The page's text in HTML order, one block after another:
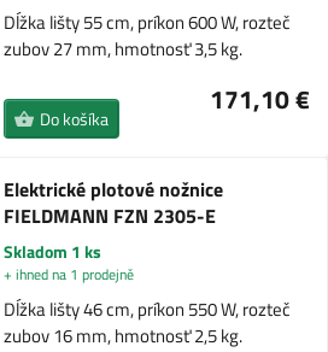
Dĺžka lišty 55 cm, príkon 600 W, rozteč
zubov 27 mm, hmotnosť 3,5 kg.
171,10 €
Do košíka
Elektrické plotové nožnice
FIELDMANN FZN 2305-E
Skladom 1 ks
+ ihned na 1 prodejně
Dĺžka lišty 46 cm, príkon 550 W, rozteč
zubov 16 mm, hmotnosť 2,5 kg.